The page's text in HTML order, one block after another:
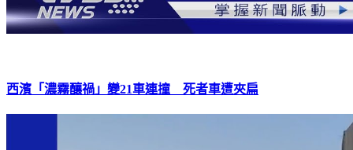
西濱「濃霧釀禍」變21車連撞 死者車遭夾扁